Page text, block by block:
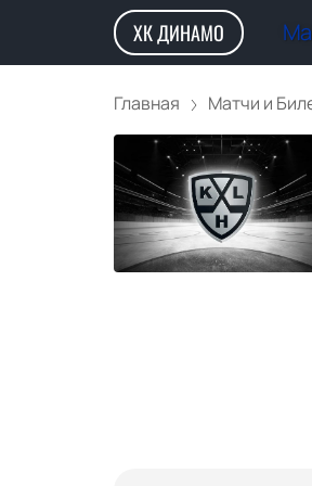
ХК ДИНАМО
Главная Матчи и